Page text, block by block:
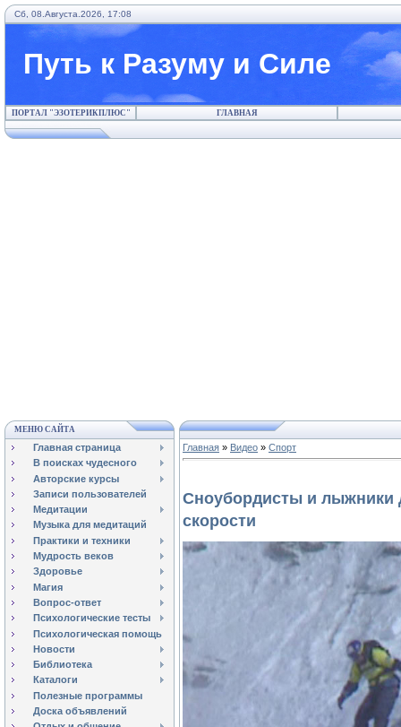
Сб, 08.Августа.2026, 17:08
Путь к Разуму и Силе
ПОРТАЛ "ЭЗОТЕРИКПЛЮС" ГЛАВНАЯ
МЕНЮ САЙТА
Главная страница
В поисках чудесного
Авторские курсы
Записи пользователей
Медитации
Музыка для медитаций
Практики и техники
Мудрость веков
Здоровье
Магия
Вопрос-ответ
Психологические тесты
Психологическая помощь
Новости
Библиотека
Каталоги
Полезные программы
Доска объявлений
Главная » Видео » Спорт
Сноубордисты и лыжники
скорости